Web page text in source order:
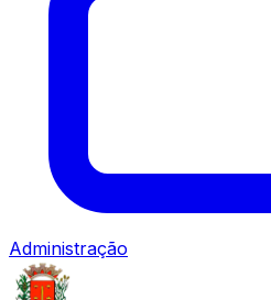
Administração